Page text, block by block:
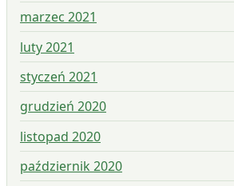
marzec 2021
luty 2021
styczeń 2021
grudzień 2020
listopad 2020
październik 2020